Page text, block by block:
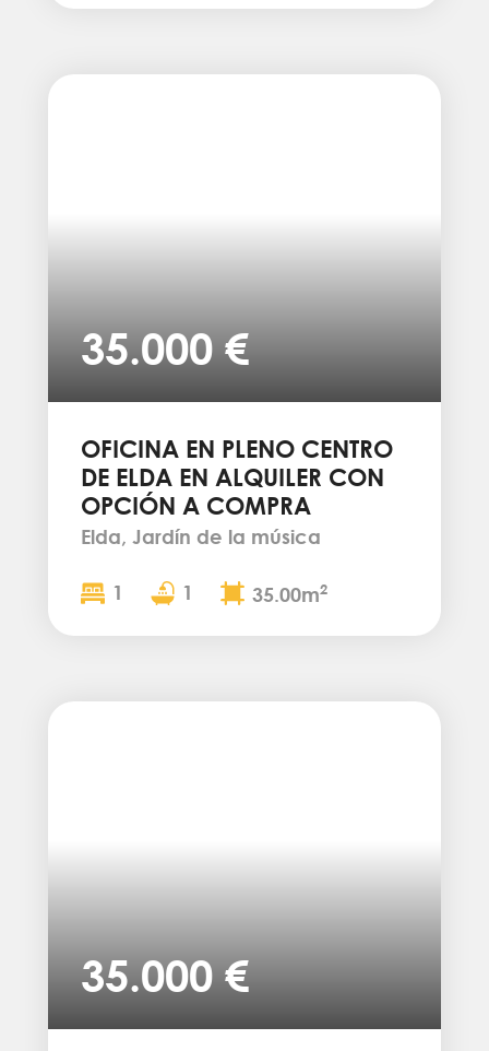
35.000 €
OFICINA EN PLENO CENTRO
DE ELDA EN ALQUILER CON
OPCIÓN A COMPRA
Elda, Jardín de la música
1 1 35.00m2
35.000 €